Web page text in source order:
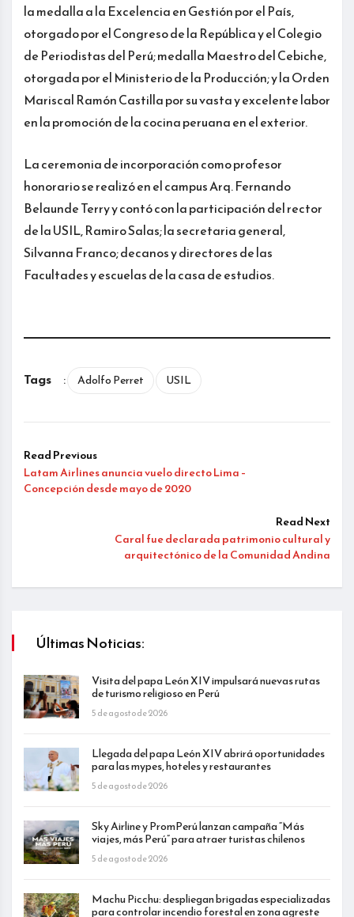
la medalla a la Excelencia en Gestión por el País,
otorgado por el Congreso de la República y el Colegio
de Periodistas del Perú; medalla Maestro del Cebiche,
otorgada por el Ministerio de la Producción; y la Orden
Mariscal Ramón Castilla por su vasta y excelente labor
en la promoción de la cocina peruana en el exterior.
La ceremonia de incorporación como profesor
honorario se realizó en el campus Arq. Fernando
Belaunde Terry y contó con la participación del rector
de la USIL, Ramiro Salas; la secretaria general,
Silvanna Franco; decanos y directores de las
Facultades y escuelas de la casa de estudios.
Tags : Adolfo Perret USIL
Read Previous
Latam Airlines anuncia vuelo directo Lima –
Concepción desde mayo de 2020
Read Next
Caral fue declarada patrimonio cultural y
arquitectónico de la Comunidad Andina
Últimas Noticias:
Visita del papa León XIV impulsará nuevas rutas
de turismo religioso en Perú
5 de agosto de 2026
Llegada del papa León XIV abrirá oportunidades
para las mypes, hoteles y restaurantes
5 de agosto de 2026
Sky Airline y PromPerú lanzan campaña “Más
viajes, más Perú” para atraer turistas chilenos
5 de agosto de 2026
Machu Picchu: despliegan brigadas especializadas
para controlar incendio forestal en zona agreste